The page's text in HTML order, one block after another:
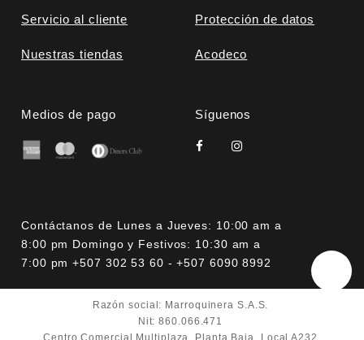
Servicio al cliente Protección de datos
Nuestras tiendas Acodeco
Medios de pago Síguenos
Contáctanos de Lunes a Jueves: 10:00 am a
8:00 pm Domingo y Festivos: 10:30 am a
7:00 pm +507 302 53 60 - +507 6090 8992
Razón social: Marroquinera S.A.S.
Nit: 860.066.471
Centro Comercial Multiplaza. Planta Baja. Local A232